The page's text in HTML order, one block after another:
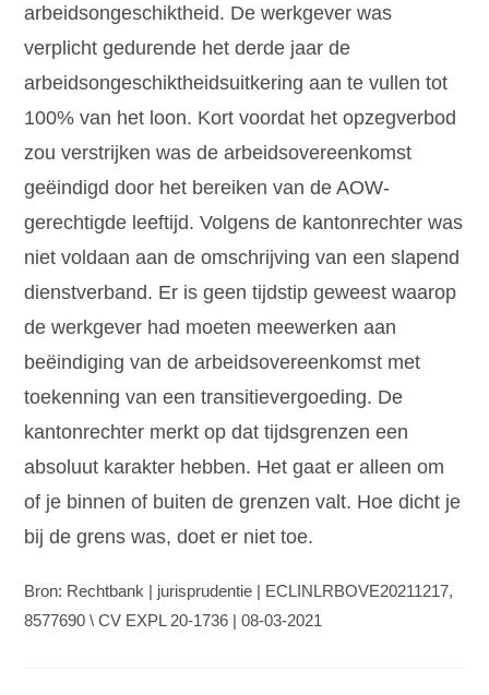
arbeidsongeschiktheid. De werkgever was
verplicht gedurende het derde jaar de
arbeidsongeschiktheidsuitkering aan te vullen tot
100% van het loon. Kort voordat het opzegverbod
zou verstrijken was de arbeidsovereenkomst
geëindigd door het bereiken van de AOW-
gerechtigde leeftijd. Volgens de kantonrechter was
niet voldaan aan de omschrijving van een slapend
dienstverband. Er is geen tijdstip geweest waarop
de werkgever had moeten meewerken aan
beëindiging van de arbeidsovereenkomst met
toekenning van een transitievergoeding. De
kantonrechter merkt op dat tijdsgrenzen een
absoluut karakter hebben. Het gaat er alleen om
of je binnen of buiten de grenzen valt. Hoe dicht je
bij de grens was, doet er niet toe.
Bron: Rechtbank | jurisprudentie | ECLINLRBOVE20211217,
8577690 \ CV EXPL 20-1736 | 08-03-2021